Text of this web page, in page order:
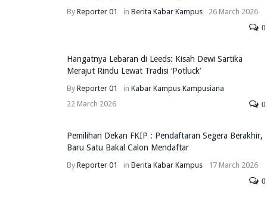
ByReporter 01 inBerita Kabar Kampus 26 March 2026
0
Hangatnya Lebaran di Leeds: Kisah Dewi Sartika
Merajut Rindu Lewat Tradisi ‘Potluck’
ByReporter 01 inKabar Kampus Kampusiana
22 March 2026
0
Pemilihan Dekan FKIP : Pendaftaran Segera Berakhir,
Baru Satu Bakal Calon Mendaftar
ByReporter 01 inBerita Kabar Kampus 17 March 2026
0